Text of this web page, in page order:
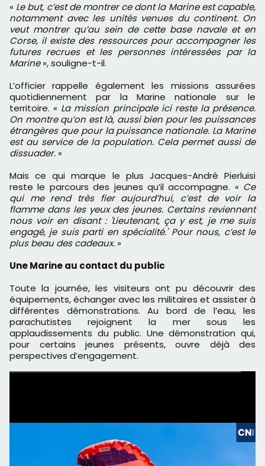
« Le but, c’est de montrer ce dont la Marine est capable,
notamment avec les unités venues du continent. On
veut montrer qu’au sein de cette base navale et en
Corse, il existe des ressources pour accompagner les
futures recrues et les personnes intéressées par la
Marine», souligne-t-il.
L’officier rappelle également les missions assurées
quotidiennement par la Marine nationale sur le
territoire. « La mission principale ici reste la présence.
On montre qu’on est là, aussi bien pour les puissances
étrangères que pour la puissance nationale. La Marine
est au service de la population. Cela permet aussi de
dissuader. »
Mais ce qui marque le plus Jacques-André Pierluisi
reste le parcours des jeunes qu’il accompagne. « Ce
qui me rend très fier aujourd’hui, c’est de voir la
flamme dans les yeux des jeunes. Certains reviennent
nous voir en disant : 'Lieutenant, ça y est, je me suis
engagé, je suis parti en spécialité.' Pour nous, c’est le
plus beau des cadeaux. »
Une Marine au contact du public
Toute la journée, les visiteurs ont pu découvrir des
équipements, échanger avec les militaires et assister à
différentes démonstrations. Au bord de l’eau, les
parachutistes rejoignent la mer sous les
applaudissements du public. Une démonstration qui,
pour certains jeunes présents, ouvre déjà des
perspectives d’engagement.